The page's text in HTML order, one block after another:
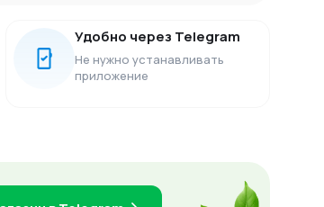
Удобно через Telegram
Не нужно устанавливать
приложение